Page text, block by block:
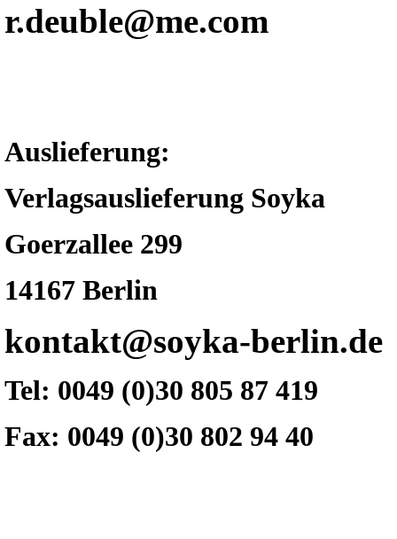
r.deuble@me.com
Auslieferung:
Verlagsauslieferung Soyka
Goerzallee 299
14167 Berlin
kontakt@soyka-berlin.de
Tel: 0049 (0)30 805 87 419
Fax: 0049 (0)30 802 94 40